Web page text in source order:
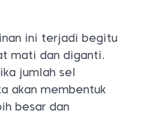
ini terjadi begitu
mati dan diganti.
jumlah sel
akan membentuk
besar dan